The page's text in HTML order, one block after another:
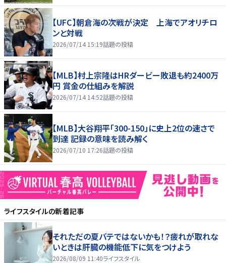
【UFC】朝倉海の次戦が決定 上海でアオリチロ
ンと対戦
2026/07/14 15:19話題の投稿
【MLB】村上宗隆はHRダービー敗退も約2400万
円 賞金の仕組みを解説
2026/07/14 14:52話題の投稿
【MLB】大谷翔平「300-150」に史上2位の速さで
到達 記録の意味を読み解く
2026/07/10 17:26話題の投稿
ライフスタイルの新着記事
それただの夏バテではないかも！？疲れが取れな
いときは肝臓の機能低下に気をつけよう
2026/08/09 11:40ライフスタイル